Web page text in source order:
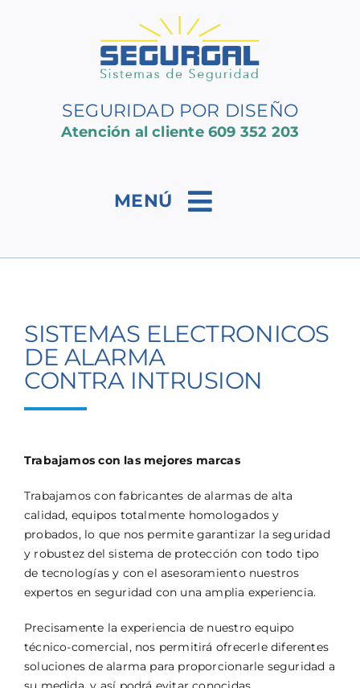
SEGURIDAD POR DISEÑO
Atención al cliente 609 352 203
MENÚ
SISTEMAS ELECTRONICOS
DE ALARMA
CONTRA INTRUSION
Trabajamos con las mejores marcas
Trabajamos con fabricantes de alarmas de alta
calidad, equipos totalmente homologados y
probados, lo que nos permite garantizar la seguridad
y robustez del sistema de protección con todo tipo
de tecnologías y con el asesoramiento nuestros
expertos en seguridad con una amplia experiencia.
Precisamente la experiencia de nuestro equipo
técnico-comercial, nos permitirá ofrecerle diferentes
soluciones de alarma para proporcionarle seguridad a